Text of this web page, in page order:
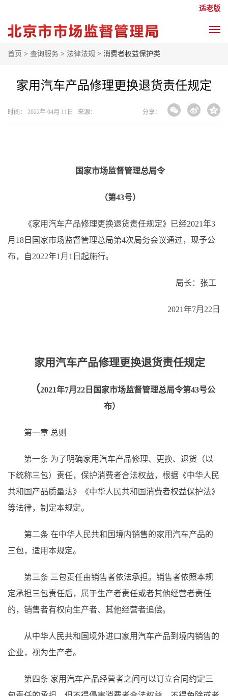
适老版
首页 > 查询服务 > 法律法规 > 消费者权益保护类
家用汽车产品修理更换退货责任规定
时间： 2022年 04月 11日 来源： 分享：
国家市场监督管理总局令
（第43号）
《家用汽车产品修理更换退货责任规定》已经2021年3
月18日国家市场监督管理总局第4次局务会议通过，现予公
布，自2022年1月1日起施行。
局长：张工
2021年7月22日
家用汽车产品修理更换退货责任规定
（2021年7月22日国家市场监督管理总局令第43号公
布）
第一章 总则
第一条 为了明确家用汽车产品修理、更换、退货（以
下统称三包）责任，保护消费者合法权益，根据《中华人民
共和国产品质量法》《中华人民共和国消费者权益保护法》
等法律，制定本规定。
第二条 在中华人民共和国境内销售的家用汽车产品的
三包，适用本规定。
第三条 三包责任由销售者依法承担。销售者依照本规
定承担三包责任后，属于生产者责任或者其他经营者责任
的，销售者有权向生产者、其他经营者追偿。
从中华人民共和国境外进口家用汽车产品到境内销售的
企业，视为生产者。
第四条 家用汽车产品经营者之间可以订立合同约定三